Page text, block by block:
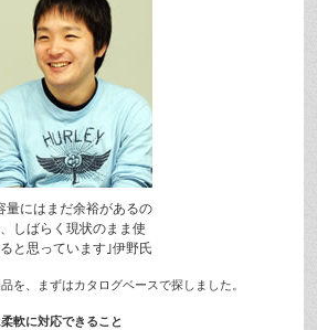
量にはまだ余裕があるの
しばらく現状のまま使
と思っています｣伊野氏
を、まずはカタログベースで探しました。
軟に対応できること